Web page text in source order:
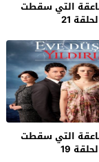
التي سقطت
21
التي سقطت
19